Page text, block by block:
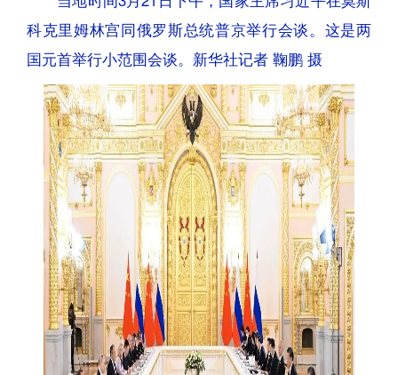
科克里姆林宫同俄罗斯总统普京举行会谈。这是两
国元首举行小范围会谈。新华社记者 鞠鹏 摄